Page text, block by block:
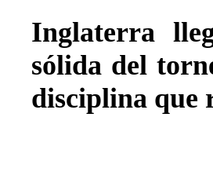
Inglaterra
sólida del
disciplina que